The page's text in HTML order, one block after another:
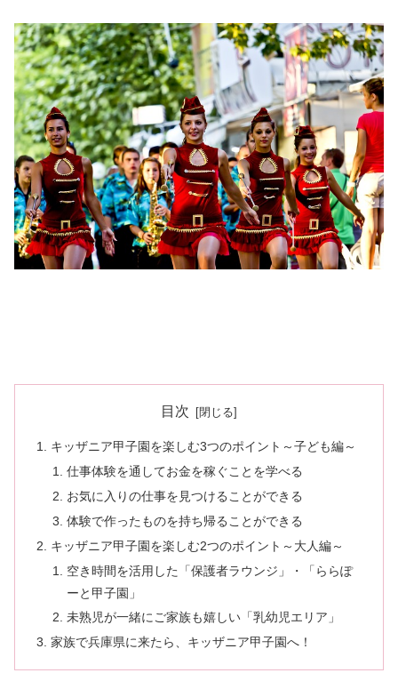
目次
キッザニア甲子園を楽しむ3つのポイント～子ども編～
仕事体験を通してお金を稼ぐことを学べる
お気に入りの仕事を見つけることができる
体験で作ったものを持ち帰ることができる
キッザニア甲子園を楽しむ2つのポイント～大人編～
空き時間を活用した「保護者ラウンジ」・「ららぽ
ーと甲子園」
未熟児が一緒にご家族も嬉しい「乳幼児エリア」
家族で兵庫県に来たら、キッザニア甲子園へ！